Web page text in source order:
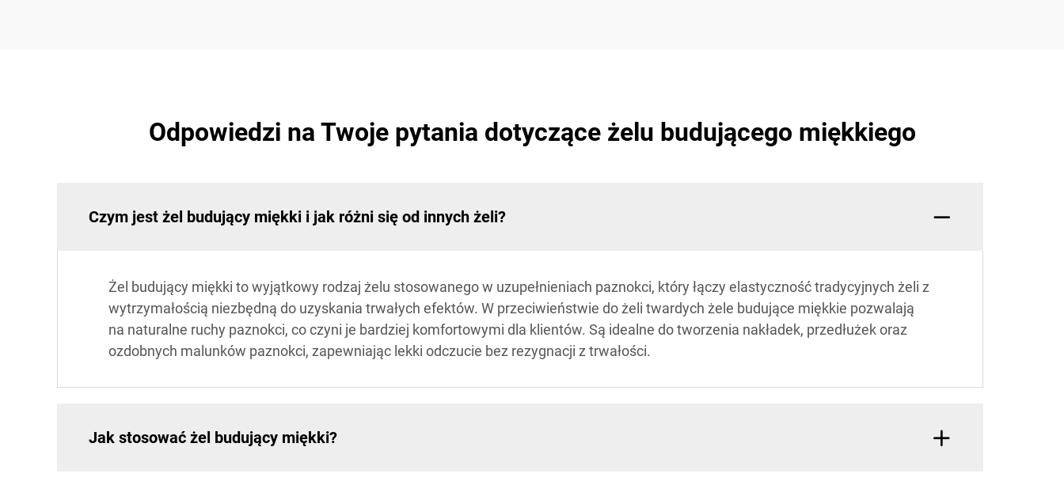
Odpowiedzi na Twoje pytania dotyczące żelu budującego miękkiego
Czym jest żel budujący miękki i jak różni się od innych żeli?
Żel budujący miękki to wyjątkowy rodzaj żelu stosowanego w uzupełnieniach paznokci, który łączy elastyczność tradycyjnych żeli z
wytrzymałością niezbędną do uzyskania trwałych efektów. W przeciwieństwie do żeli twardych żele budujące miękkie pozwalają
na naturalne ruchy paznokci, co czyni je bardziej komfortowymi dla klientów. Są idealne do tworzenia nakładek, przedłużek oraz
ozdobnych malunków paznokci, zapewniając lekki odczucie bez rezygnacji z trwałości.
Jak stosować żel budujący miękki?